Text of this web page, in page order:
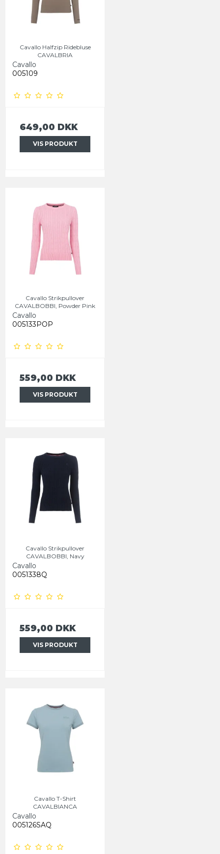
Cavallo Halfzip Ridebluse
CAVALBRIA
Cavallo
005109
649,00 DKK
VIS PRODUKT
Cavallo Strikpullover
CAVALBOBBI, Powder Pink
Cavallo
005133POP
559,00 DKK
VIS PRODUKT
Cavallo Strikpullover
CAVALBOBBI, Navy
Cavallo
0051338Q
559,00 DKK
VIS PRODUKT
Cavallo T-Shirt
CAVALBIANCA
Cavallo
005126SAQ